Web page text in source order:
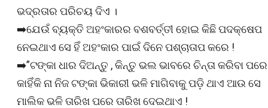
ଭଦ୍ରତାର ପରିଚୟ ଦିଏ ।
➡️ଯେଉଁ ବ୍ୟକ୍ତି ଅହଂକାରର ବଶବର୍ତ୍ତୀ ହୋଇ କିଛି ପଦକ୍ଷେପ
ନେଇଥାଏ ସେ ହିଁ ଅହଂକାର ପାଇଁ ଦିନେ ପଶ୍ଚାତାପ କରେ !
➡️”ଟଙ୍କା ଧାର ଦିଅନ୍ତୁ , କିନ୍ତୁ ଭଲ ଭାବରେ ଚିନ୍ତା କରିବା ପରେ
କାହିଁକି ନା ନିଜ ଟଙ୍କା ଭିକାରୀ ଭଳି ମାଗିବାକୁ ପଡ଼ି ଥାଏ ଆଉ ସେ
ମାଲିକ ଭଳି ତାରିଖ ପରେ ତାରିଖ ଦେଇଥାଏ !